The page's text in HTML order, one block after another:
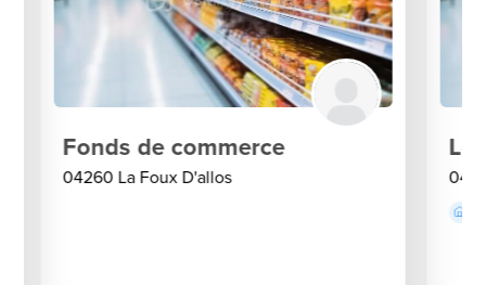
Fonds de commerce
04260 La Foux D'allos